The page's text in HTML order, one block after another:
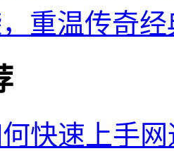
重温传奇
快速上手